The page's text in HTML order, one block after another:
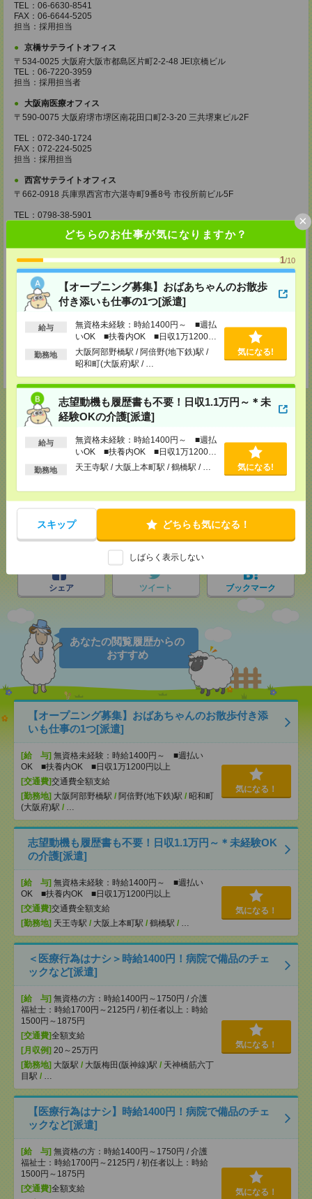
どちらのお仕事が気になりますか？
1/10
【オープニング募集】おばあちゃんのお散歩
付き添いも仕事の1つ[派遣]
給与
無資格未経験：時給1400円～ ■週払
いOK ■扶養内OK ■日収1万1200円
以上
勤務地
大阪阿部野橋駅 / 阿倍野(地下鉄)駅 /
昭和町(大阪府)駅 / …
気になる!
志望動機も履歴書も不要！日収1.1万円～＊未
経験OKの介護[派遣]
給与
無資格未経験：時給1400円～ ■週払
いOK ■扶養内OK ■日収1万1200円
以上
勤務地 天王寺駅 / 大阪上本町駅 / 鶴橋駅 / … 気になる!
スキップ どちらも気になる！
しばらく表示しない
×
TEL：06-6630-8541
FAX：06-6644-5205
担当：採用担当
京橋サテライトオフィス
〒534-0025 大阪府大阪市都島区片町2-2-48 JEI京橋ビル
TEL：06-7220-3959
担当：採用担当者
大阪南医療オフィス
〒590-0075 大阪府堺市堺区南花田口町2-3-20 三共堺東ビル2F
TEL：072-340-1724
FAX：072-224-5025
担当：採用担当
西宮サテライトオフィス
〒662-0918 兵庫県西宮市六湛寺町9番8号 市役所前ビル5F
TEL：0798-38-5901
担当：採用担当
和歌山サテライトオフィス
〒640-8154 和歌山県和歌山市六番丁5 和歌山六番丁801ビル5F
TEL：073-436-9765
FAX：073-423-8405
担当：採用担当
神戸介護オフィス・神戸医療オフィス
兵庫県神戸市中央区小野柄通4-1-22 アーバンエース三宮ビル9F
TEL：078-222-8435
応募ページへ
気になる！ 電話応募
メールで送る LINEで送る
シェア ツイート ブックマーク
あなたの閲覧履歴からの
おすすめ
【オープニング募集】おばあちゃんのお散歩付き添
いも仕事の1つ[派遣]
[給 与] 無資格未経験：時給1400円～ ■週払い
OK ■扶養内OK ■日収1万1200円以上
[交通費]交通費全額支給
[勤務地] 大阪阿部野橋駅 / 阿倍野(地下鉄)駅 / 昭和町
(大阪府)駅 / …
気になる！
志望動機も履歴書も不要！日収1.1万円～＊未経験OK
の介護[派遣]
[給 与] 無資格未経験：時給1400円～ ■週払い
OK ■扶養内OK ■日収1万1200円以上
[交通費]交通費全額支給
[勤務地] 天王寺駅 / 大阪上本町駅 / 鶴橋駅 / …
気になる！
＜医療行為はナシ＞時給1400円！病院で備品のチェ
ックなど[派遣]
[給 与] 無資格の方：時給1400円～1750円 / 介護
福祉士：時給1700円～2125円 / 初任者以上：時給
1500円～1875円
[交通費]全額支給
[月収例] 20～25万円
[勤務地] 大阪駅 / 大阪梅田(阪神線)駅 / 天神橋筋六丁
目駅 / …
気になる！
【医療行為はナシ】時給1400円！病院で備品のチェ
ックなど[派遣]
[給 与] 無資格の方：時給1400円～1750円 / 介護
福祉士：時給1700円～2125円 / 初任者以上：時給
1500円～1875円
[交通費]全額支給
気になる！